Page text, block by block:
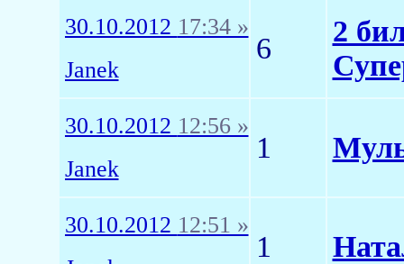
30.10.2012 17:34 »
Janek
6
2
30.10.2012 12:56 »
Janek
1
30.10.2012 12:51 »
1